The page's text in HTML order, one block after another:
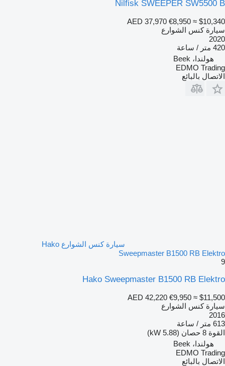
Nilfisk SWEEPER SW5500 B
AED 37,970 €8,950 ≈ $10,340
سيارة كنس الشوارع
2020
420 متر / ساعة
هولندا، Beek
EDMO Trading
الاتصال بالبائع
سيارة كنس الشوارع Hako
Sweepmaster B1500 RB Elektro
9
Hako Sweepmaster B1500 RB Elektro
AED 42,220 €9,950 ≈ $11,500
سيارة كنس الشوارع
2016
613 متر / ساعة
القوة 8 حصان (5.88 kW)
هولندا، Beek
EDMO Trading
الاتصال بالبائع